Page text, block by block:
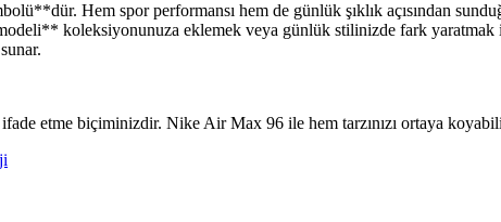
Hem spor performansı hem de günlük şıklık açısından
koleksiyonunuza eklemek veya günlük stilinizde fark
etme biçiminizdir. Nike Air Max 96 ile hem tarzınızı ortaya